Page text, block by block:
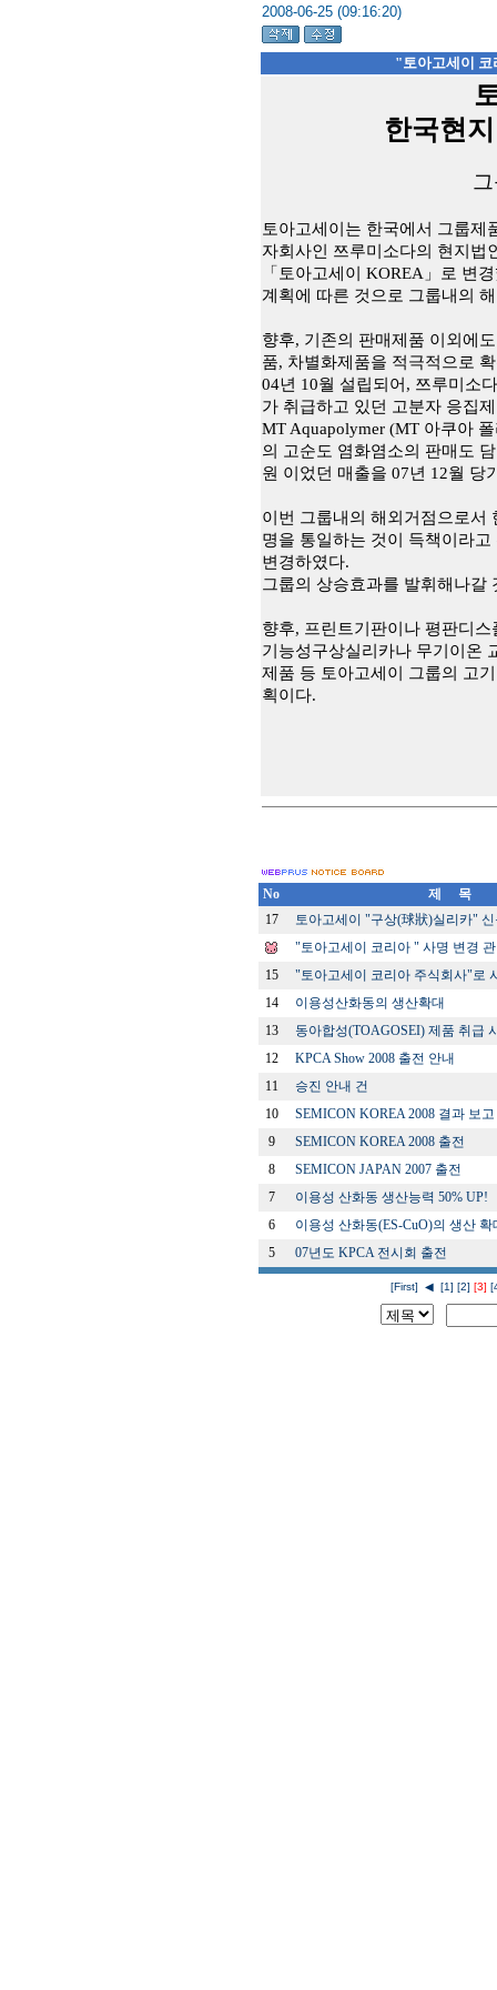
2008-06-25 (09:16:20)
"토아고세이 코
한국현
토아고세이는 한국에서 그룹제
자회사인 쯔루미소다의 현지법
「토아고세이 KOREA 」로 변
계획에 따른 것으로 그룹내의
향후, 기존의 판매제품 이외에
품, 차별화제품을 적극적으로
04년 10월 설립되어, 쯔루미소
가 취급하고 있던 고분자 응집
MT Aquapolymer (MT 아쿠아
의 고순도 염화염소의 판매도
원 이었던 매출을 07년 12월 당
이번 그룹내의 해외거점으로서
명을 통일하는 것이 득책이라고
변경하였다.
그룹의 상승효과를 발휘해나갈
향후, 프린트기판이나 평판디스
기능성구상실리카나 무기이온
제품 등 토아고세이 그룹의 고
획이다.
No
제 목
17
토아고세이 "구상(球狀)실리카"
"토아고세이 코리아 " 사명 변경
15
"토아고세이 코리아 주식회사"로
14
이용성산화동의 생산확대
13
동아합성(TOAGOSEI) 제품 취급
12
KPCA Show 2008 출전 안내
11
승진 안내 건
10
SEMICON KOREA 2008 결과 보고
9
SEMICON KOREA 2008 출전
8
SEMICON JAPAN 2007 출전
7
이용성 산화동 생산능력 50% UP!
6
이용성 산화동(ES-CuO)의 생산 확
5
07년도 KPCA 전시회 출전
[First] ◀ [1] [2] [3]